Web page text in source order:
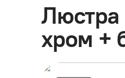
Люстра
хром +